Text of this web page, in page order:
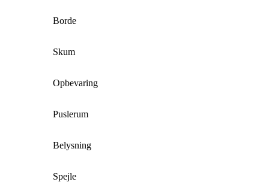
Borde
Skum
Opbevaring
Puslerum
Belysning
Spejle